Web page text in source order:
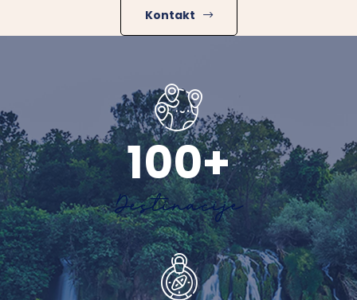
Kontakt
100+
Destinacije